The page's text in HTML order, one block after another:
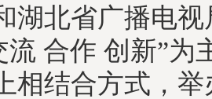
湖北省广播电
流 合作 创新”为
相结合方式，